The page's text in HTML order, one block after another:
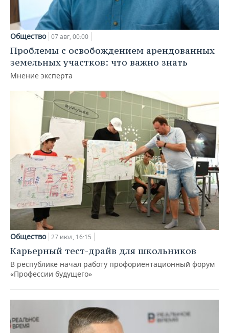
Общество 07 авг, 00:00
Проблемы с освобождением арендованных
земельных участков: что важно знать
Мнение эксперта
Общество 27 июл, 16:15
Карьерный тест-драйв для школьников
В республике начал работу профориентационный форум
«Профессии будущего»